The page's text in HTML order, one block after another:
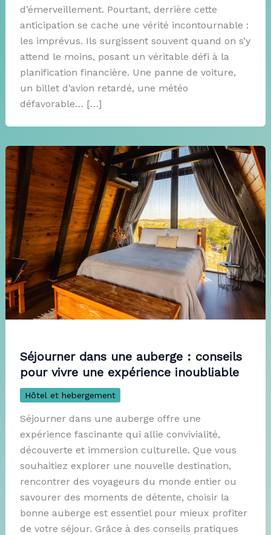
d’émerveillement. Pourtant, derrière cette
anticipation se cache une vérité incontournable :
les imprévus. Ils surgissent souvent quand on s’y
attend le moins, posant un véritable défi à la
planification financière. Une panne de voiture,
un billet d’avion retardé, une météo
défavorable… […]
Séjourner dans une auberge : conseils
pour vivre une expérience inoubliable
Hôtel et hebergement
Séjourner dans une auberge offre une
expérience fascinante qui allie convivialité,
découverte et immersion culturelle. Que vous
souhaitiez explorer une nouvelle destination,
rencontrer des voyageurs du monde entier ou
savourer des moments de détente, choisir la
bonne auberge est essentiel pour mieux profiter
de votre séjour. Grâce à des conseils pratiques